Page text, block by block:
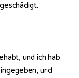
und ich hab
und